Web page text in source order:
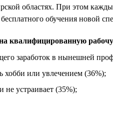
областях. При этом
обучения новой
квалифицированную
заработок в нынешней
хобби или увлечением (36%);
устраивает (35%);